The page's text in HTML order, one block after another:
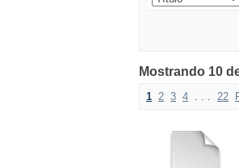
Mostrando 10
1 2 3 4 . . . 22